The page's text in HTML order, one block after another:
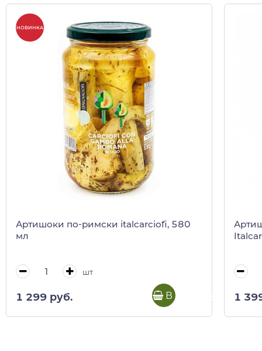
НОВИНКА
Артишоки по-римски italcarciofi, 580
мл
шт
1 299 руб. В корзину 1